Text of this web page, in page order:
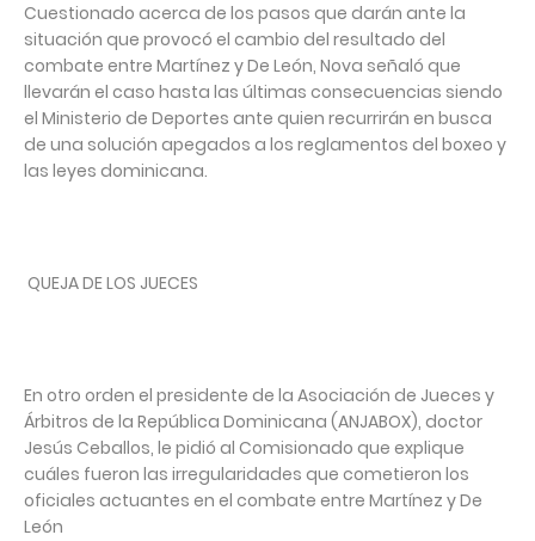
Cuestionado acerca de los pasos que darán ante la
situación que provocó el cambio del resultado del
combate entre Martínez y De León, Nova señaló que
llevarán el caso hasta las últimas consecuencias siendo
el Ministerio de Deportes ante quien recurrirán en busca
de una solución apegados a los reglamentos del boxeo y
las leyes dominicana.
QUEJA DE LOS JUECES
En otro orden el presidente de la Asociación de Jueces y
Árbitros de la República Dominicana (ANJABOX), doctor
Jesús Ceballos, le pidió al Comisionado que explique
cuáles fueron las irregularidades que cometieron los
oficiales actuantes en el combate entre Martínez y De
León